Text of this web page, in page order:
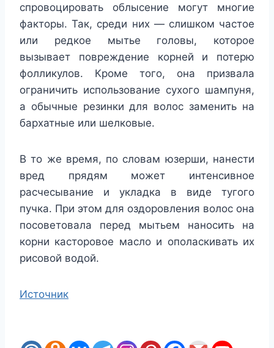
спровоцировать облысение могут многие
факторы. Так, среди них — слишком частое
или редкое мытье головы, которое
вызывает повреждение корней и потерю
фолликулов. Кроме того, она призвала
ограничить использование сухого шампуня,
а обычные резинки для волос заменить на
бархатные или шелковые.
В то же время, по словам юзерши, нанести
вред прядям может интенсивное
расчесывание и укладка в виде тугого
пучка. При этом для оздоровления волос она
посоветовала перед мытьем наносить на
корни касторовое масло и ополаскивать их
рисовой водой.
Источник